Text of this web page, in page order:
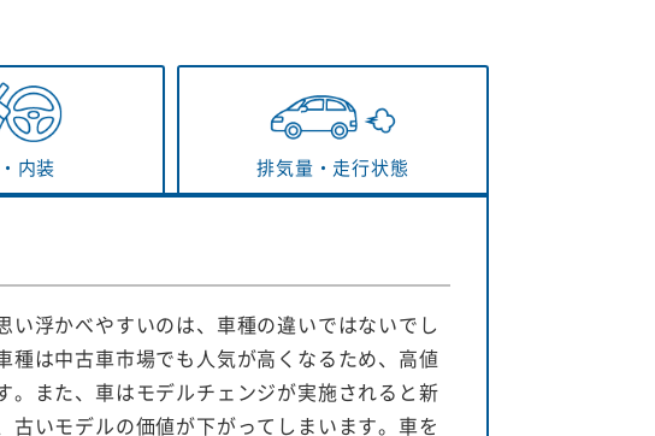
内装 排気量・ 走行状態
い浮かべやすいのは、車種の違いではないでし
種は中古車市場でも人気が高くなるため、高値
。また、車はモデルチェンジが実施されると新
古いモデルの価値が下がってしまいます。車を